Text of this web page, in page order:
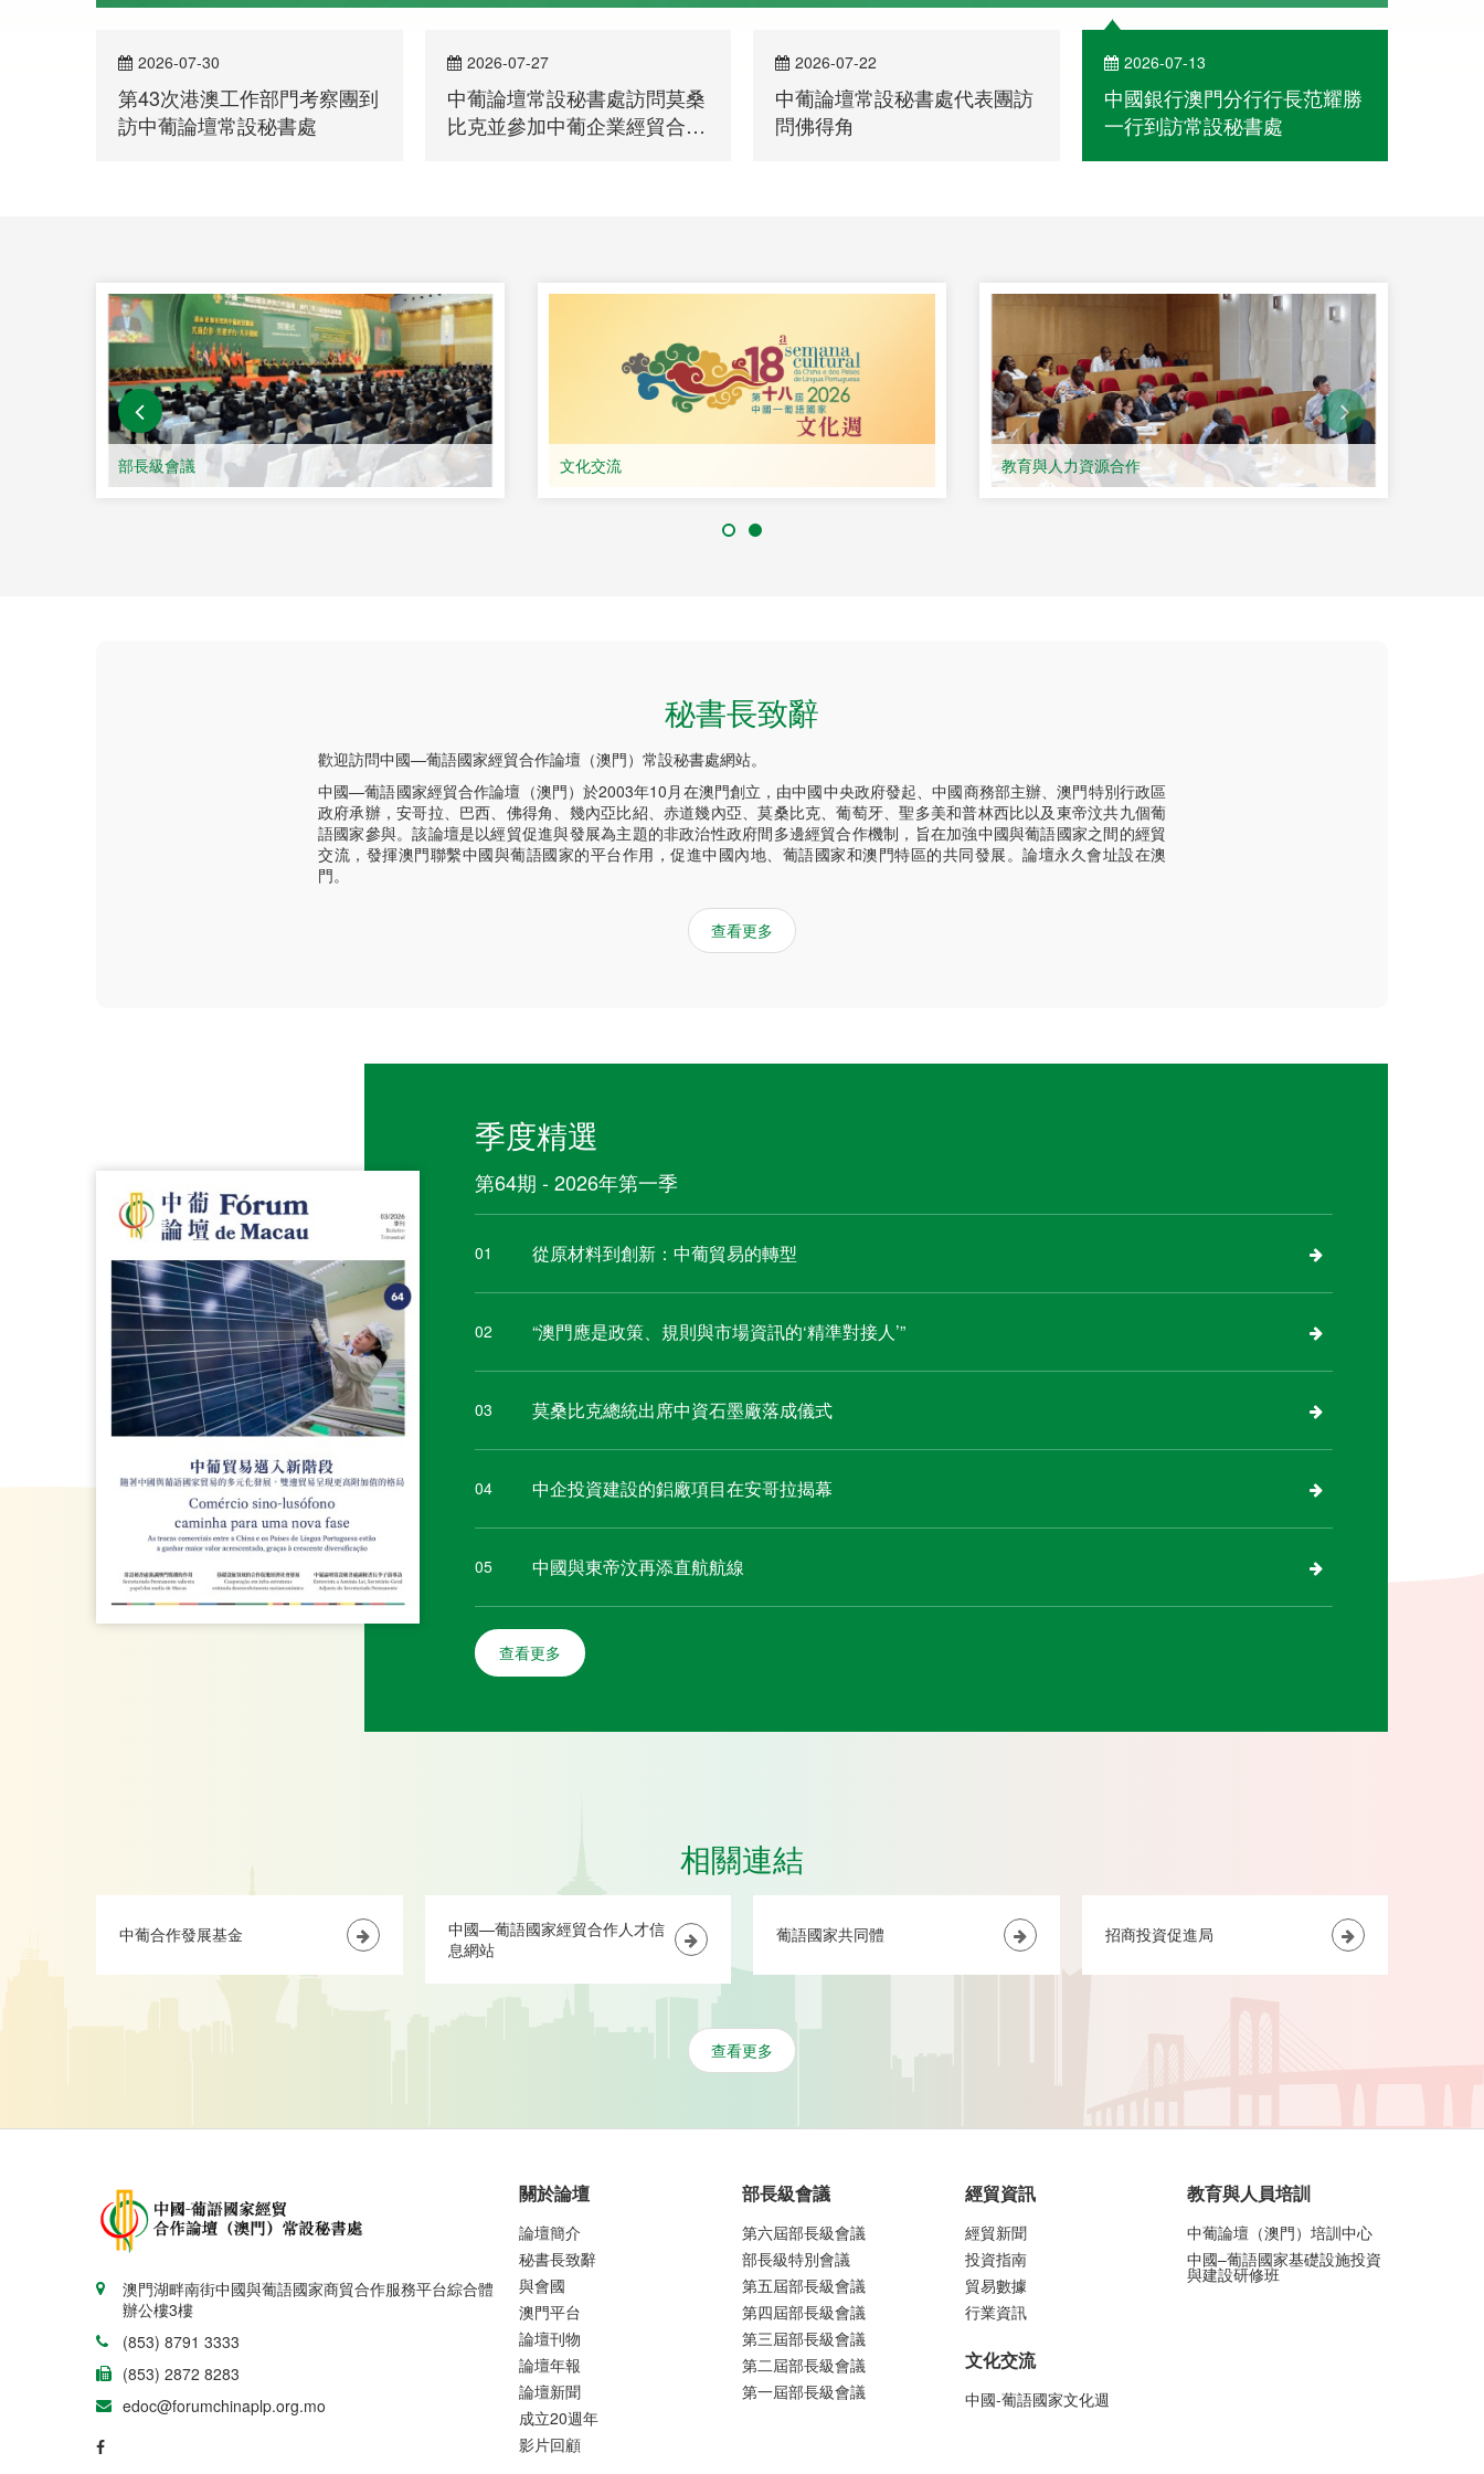
2026-07-30
第43次港澳工作部門考察團到
訪中葡論壇常設秘書處
2026-07-27
中葡論壇常設秘書處訪問莫桑
比克並參加中葡企業經貿合作
2026-07-22
中葡論壇常設秘書處代表團訪
問佛得角
2026-07-13
中國銀行澳門分行行長范耀勝
一行到訪常設秘書處
部長級會議 文化交流 教育與人力資源合作
秘書長致辭
歡迎訪問中國—葡語國家經貿合作論壇（澳門）常設秘書處網站。
中國—葡語國家經貿合作論壇（澳門）於2003年10月在澳門創立，由中國中央政府發起、中國商務部主辦、澳門特別行政區
政府承辦，安哥拉、巴西、佛得角、幾內亞比紹、赤道幾內亞、莫桑比克、葡萄牙、聖多美和普林西比以及東帝汶共九個葡
語國家參與。該論壇是以經貿促進與發展為主題的非政治性政府間多邊經貿合作機制，旨在加強中國與葡語國家之間的經貿
交流，發揮澳門聯繫中國與葡語國家的平台作用，促進中國內地、葡語國家和澳門特區的共同發展。論壇永久會址設在澳
門。
查看更多
季度精選
第64期 - 2026年第一季
01 從原材料到創新：中葡貿易的轉型
02 “澳門應是政策、規則與市場資訊的‘精準對接人’”
03 莫桑比克總統出席中資石墨廠落成儀式
04 中企投資建設的鋁廠項目在安哥拉揭幕
05 中國與東帝汶再添直航航線
查看更多
相關連結
中葡合作發展基金
中國—葡語國家經貿合作人才信
息網站
葡語國家共同體 招商投資促進局
查看更多
澳門湖畔南街中國與葡語國家商貿合作服務平台綜合體
辦公樓3樓
(853) 8791 3333
(853) 2872 8283
edoc@forumchinaplp.org.mo
關於論壇
論壇簡介
秘書長致辭
與會國
澳門平台
論壇刊物
論壇年報
論壇新聞
成立20週年
影片回顧
部長級會議
第六屆部長級會議
部長級特別會議
第五屆部長級會議
第四屆部長級會議
第三屆部長級會議
第二屆部長級會議
第一屆部長級會議
經貿資訊
經貿新聞
投資指南
貿易數據
行業資訊
文化交流
中國-葡語國家文化週
教育與人員培訓
中葡論壇（澳門）培訓中心
中國–葡語國家基礎設施投資
與建設研修班